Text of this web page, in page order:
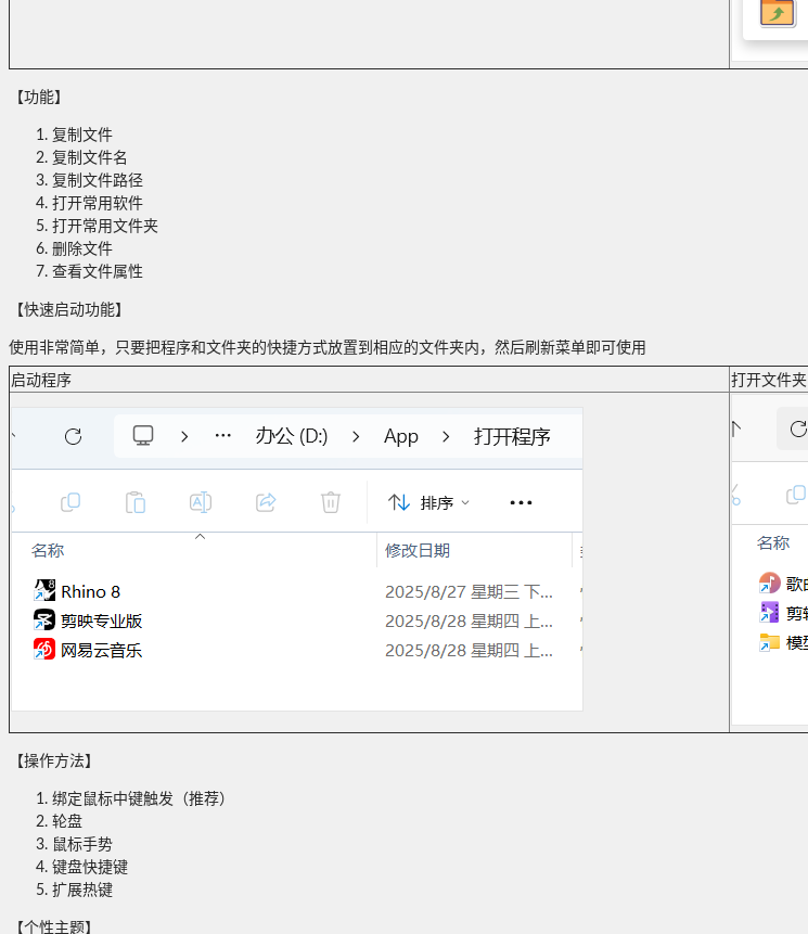
【功能】
复制文件
复制文件名
复制文件路径
打开常用软件
打开常用文件夹
删除文件
查看文件属性
【快速启动功能】
使用非常简单，只要把程序和文件夹的快捷方式放置到相应的文件夹内，然后刷新菜单即可使用
启动程序 打开文件夹
【操作方法】
绑定鼠标中键触发（推荐）
轮盘
鼠标手势
键盘快捷键
扩展热键
【个性主题】